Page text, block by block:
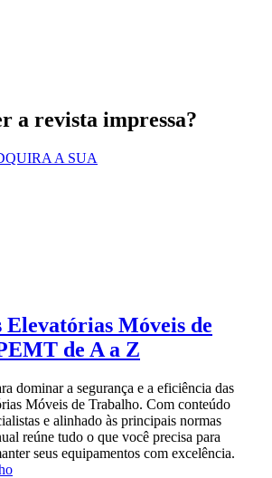
a revista impressa?
A SUA
Móveis de
de A a Z
dominar a segurança e a eficiência das
Móveis de Trabalho. Com conteúdo
e alinhado às principais normas
reúne tudo o que você precisa para
seus equipamentos com excelência.